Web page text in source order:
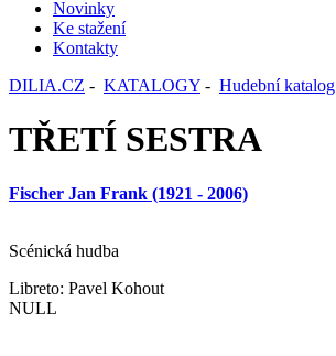
Novinky
Ke stažení
Kontakty
DILIA.CZ - KATALOGY - Hudební katalog
TŘETÍ SESTRA
Fischer Jan Frank (1921 - 2006)
Scénická hudba
Libreto: Pavel Kohout
NULL